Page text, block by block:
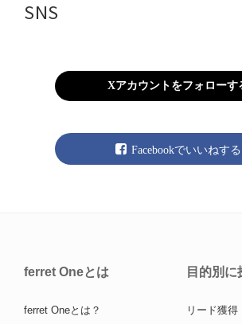
SNS
Xアカウントをフォローす
Facebookでいいねする
ferret Oneとは
ferret Oneとは？
目的別に
リード獲得